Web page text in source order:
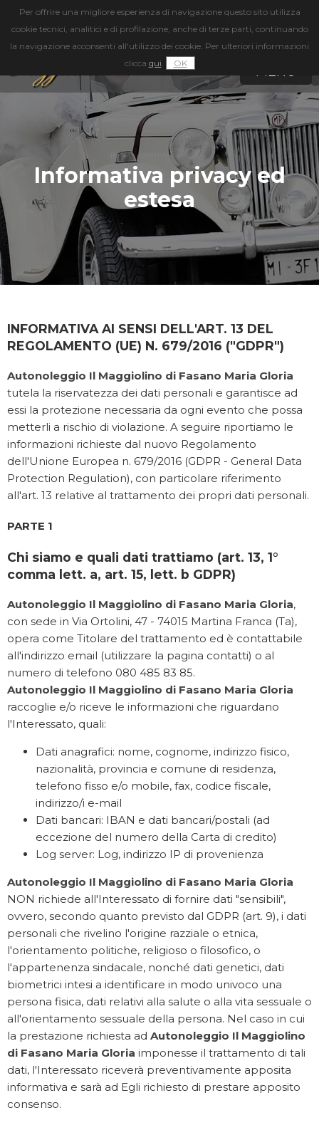
Per offrire una migliore esperienza di navigazione questo sito utilizza
cookie tecnici, analitici e di profilazione, anche di terze parti, continuando
la navigazione acconsenti all'utilizzo dei cookie. Per ulteriori informazioni
clicca qui. OK
MENU
3283617660
Informativa privacy ed
estesa
INFORMATIVA AI SENSI DELL'ART. 13 DEL
REGOLAMENTO (UE) N. 679/2016 ("GDPR")
Autonoleggio Il Maggiolino di Fasano Maria Gloria
tutela la riservatezza dei dati personali e garantisce ad
essi la protezione necessaria da ogni evento che possa
metterli a rischio di violazione. A seguire riportiamo le
informazioni richieste dal nuovo Regolamento
dell'Unione Europea n. 679/2016 (GDPR - General Data
Protection Regulation), con particolare riferimento
all'art. 13 relative al trattamento dei propri dati personali.
PARTE 1
Chi siamo e quali dati trattiamo (art. 13, 1°
comma lett. a, art. 15, lett. b GDPR)
Autonoleggio Il Maggiolino di Fasano Maria Gloria,
con sede in Via Ortolini, 47 - 74015 Martina Franca (Ta),
opera come Titolare del trattamento ed è contattabile
all'indirizzo email (utilizzare la pagina contatti) o al
numero di telefono 080 485 83 85.
Autonoleggio Il Maggiolino di Fasano Maria Gloria
raccoglie e/o riceve le informazioni che riguardano
l'Interessato, quali:
Dati anagrafici: nome, cognome, indirizzo fisico,
nazionalità, provincia e comune di residenza,
telefono fisso e/o mobile, fax, codice fiscale,
indirizzo/i e-mail
Dati bancari: IBAN e dati bancari/postali (ad
eccezione del numero della Carta di credito)
Log server: Log, indirizzo IP di provenienza
Autonoleggio Il Maggiolino di Fasano Maria Gloria
NON richiede all'Interessato di fornire dati "sensibili",
ovvero, secondo quanto previsto dal GDPR (art. 9), i dati
personali che rivelino l'origine razziale o etnica,
l'orientamento politiche, religioso o filosofico, o
l'appartenenza sindacale, nonché dati genetici, dati
biometrici intesi a identificare in modo univoco una
persona fisica, dati relativi alla salute o alla vita sessuale o
all'orientamento sessuale della persona. Nel caso in cui
la prestazione richiesta ad Autonoleggio Il Maggiolino
di Fasano Maria Gloria imponesse il trattamento di tali
dati, l'Interessato riceverà preventivamente apposita
informativa e sarà ad Egli richiesto di prestare apposito
consenso.